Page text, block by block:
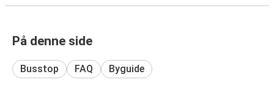
På denne side
Busstop FAQ Byguide